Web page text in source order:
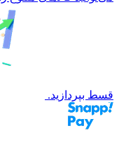
قسط بپردازید.